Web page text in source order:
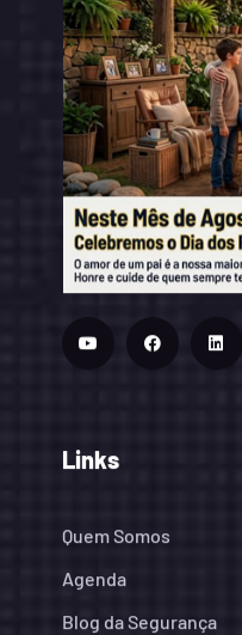
Links
Quem Somos
Agenda
Blog da Segurança